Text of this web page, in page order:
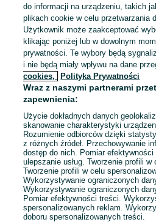
Kostka
granit
ogród
420 zł
Katowice,
1 ... 13
do informacji na urządzeniu, takich
plikach cookie w celu przetwarzania
Użytkownik może zaakceptować
klikając poniżej lub w dowolnym
prywatności. Te wybory będą
i nie będą miały wpływu na dane
cookies,
Polityka Prywatności
Wraz z naszymi partnerami
zapewnienia:
Użycie dokładnych danych
skanowanie charakterystyki
Rozumienie odbiorców dzięki
z różnych źródeł. Przechowywanie
dostęp do nich. Pomiar efektywności
ulepszanie usług. Tworzenie profili
Tworzenie profili w celu
Wykorzystywanie ograniczonych
Wykorzystywanie ograniczonych
Pomiar efektywności treści.
spersonalizowanych reklam.
doboru spersonalizowanych treści.